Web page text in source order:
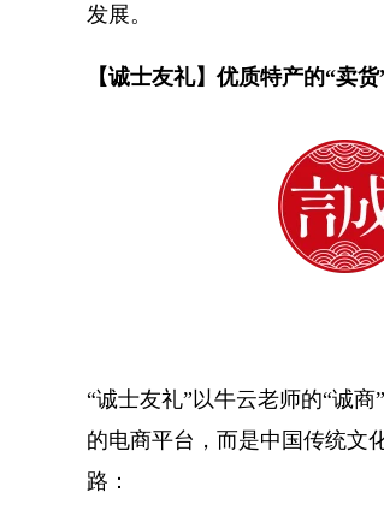
发展。
【诚士友礼】优质特产的“卖
“诚士友礼”以牛云老师的“诚
的电商平台，而是中国传统文
路：